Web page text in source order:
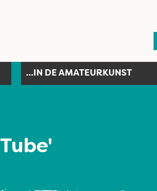
...IN DE AMATEURKUNST